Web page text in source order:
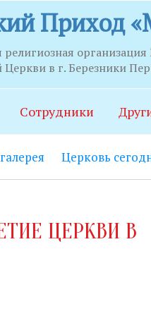
Приход
религиозная
в г. Березники
Сотрудники
Церковь
ЦЕРКВИ В
приема
вход на
Св.Серафима Саровского:
(по звонку
Понедельник-